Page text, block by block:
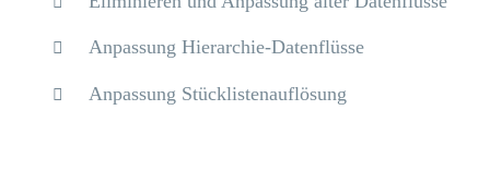
Anpassung Hierarchie-Datenflüsse
Anpassung Stücklistenauflösung